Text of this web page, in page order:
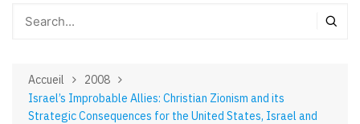
Accueil
2008
Israel’s Improbable Allies: Christian Zionism and its
Strategic Consequences for the United States, Israel and